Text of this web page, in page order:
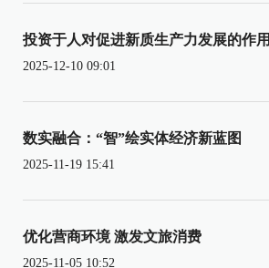
投资于人对促进新质生产力发展的作用
2025-12-10 09:01
数实融合：“智”绘实体经济新蓝图
2025-11-19 15:41
优化营商环境 激发文旅消费
2025-11-05 10:52